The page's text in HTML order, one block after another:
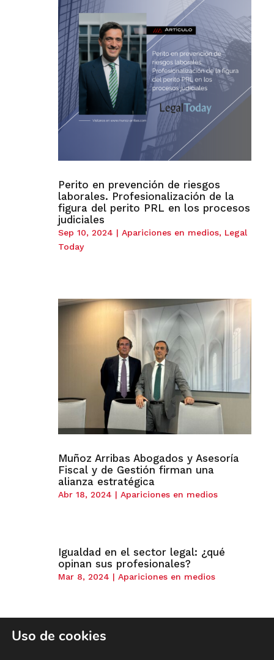
Perito en prevención de riesgos
laborales. Profesionalización de la
figura del perito PRL en los procesos
judiciales
Sep 10, 2024 | Apariciones en medios, Legal
Today
Muñoz Arribas Abogados y Asesoría
Fiscal y de Gestión firman una
alianza estratégica
Abr 18, 2024 | Apariciones en medios
Igualdad en el sector legal: ¿qué
opinan sus profesionales?
Mar 8, 2024 | Apariciones en medios
Uso de cookies